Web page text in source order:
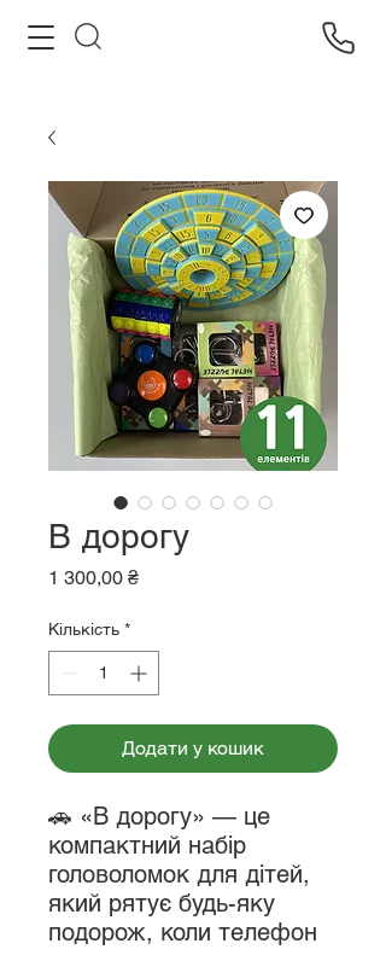
В дорогу
1 300,00 ₴Ціна
Кількість *
Додати у кошик
🚗 «В дорогу» — це
компактний набір
головоломок для дітей,
який рятує будь-яку
подорож, коли телефон